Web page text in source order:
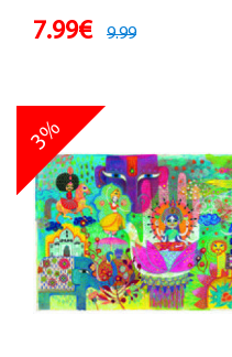
7.99€ 9.99
3%